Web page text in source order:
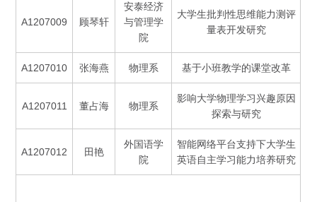
A1207009 顾琴轩
安泰经济
与管理学
院
大学生批判性思维能力测评
量表开发研究
A1207010 张海燕 物理系 基于小班教学的课堂改革
A1207011 董占海 物理系
影响大学物理学习兴趣原因
探索与研究
A1207012 田艳
外国语学
院
智能网络平台支持下大学生
英语自主学习能力培养研究